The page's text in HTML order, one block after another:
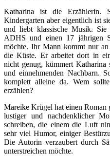
Katharina ist die Erzählerin.
Kindergarten aber eigentlich ist
und liebt klassische Musik.
ADHS und einen 17 jährigen
möchte. Ihr Mann kommt nur
die Küste. Er arbeitet dort in
nicht genug, kümmert Katharina
und einnehmenden Nachbarn.
komplett alleine da. Wem
erzählen?
Mareike Krügel hat einen Roman
lustiger und nachdenklicher
schreiben, die einem die Luft
sehr viel Humor, einiger
Die Autorin verzaubert durch
unterstreichen möchte.